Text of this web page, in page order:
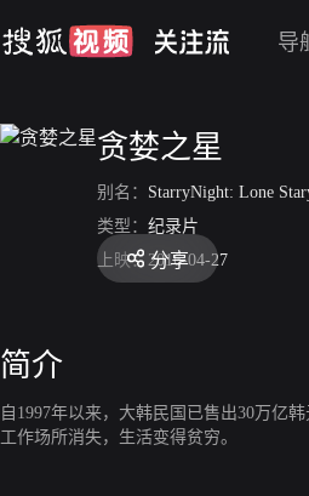
导
贪婪之星
别名： StarryNight: Lone
类型： 纪录片
上映： 2016-04-27
分享
简介
自1997年以来，大韩民国已售出30万亿
工作场所消失，生活变得贫穷。